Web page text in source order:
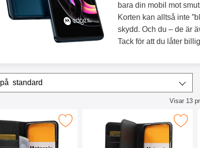
bara din mobil mot
Korten kan alltså inte
skydd. Och du – de är
Tack för att du låter
& sortera
standard
Visar 13
Plånboksfodral Motorola Edge 20 Pro som favorit
Makera skimblocker XL Wallet